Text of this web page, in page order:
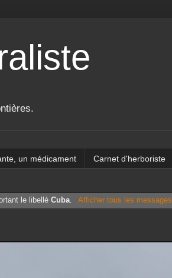
un médicament Carnet d'herboriste
le libelléCuba. Afficher tous les messages